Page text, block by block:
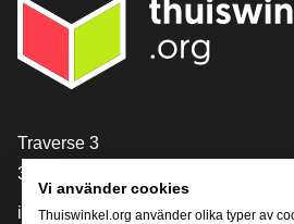
[_General:Contact]
Traverse 3
3905 NL Veenendaal
info@thuiswinkel.org
Vi använder cookies
Thuiswinkel.org använder olika typer av